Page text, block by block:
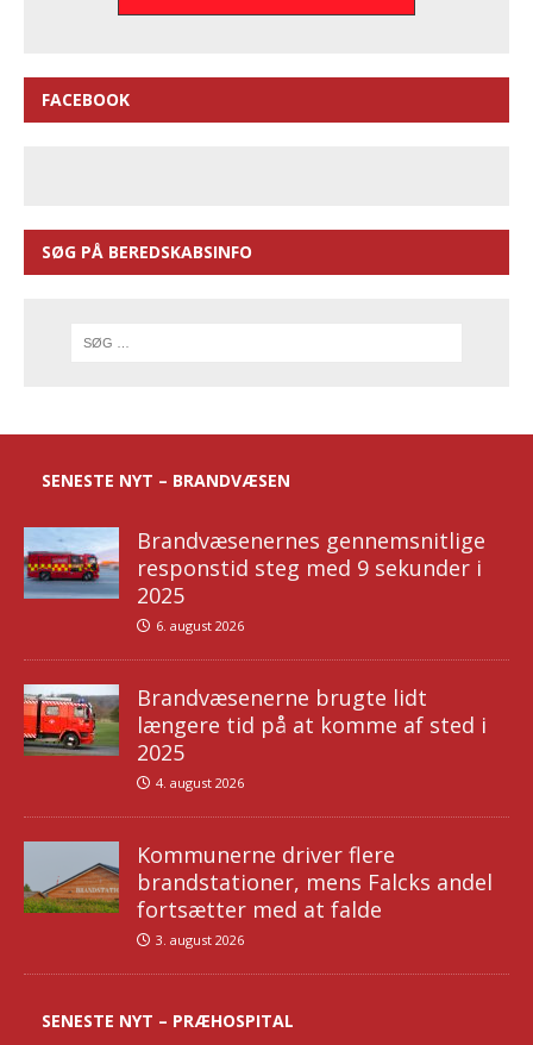
FACEBOOK
SØG PÅ BEREDSKABSINFO
SENESTE NYT – BRANDVÆSEN
Brandvæsenernes gennemsnitlige
responstid steg med 9 sekunder i
2025
6. august 2026
Brandvæsenerne brugte lidt
længere tid på at komme af sted i
2025
4. august 2026
Kommunerne driver flere
brandstationer, mens Falcks andel
fortsætter med at falde
3. august 2026
SENESTE NYT – PRÆHOSPITAL